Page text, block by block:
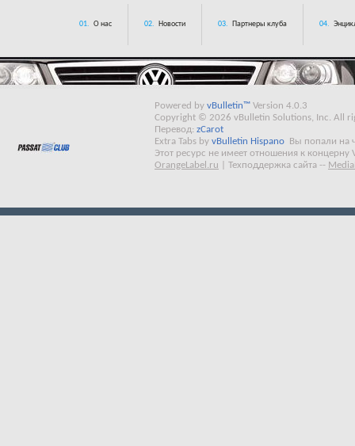
01. О нас 02. Новости 03. Партнеры клуба 04.
Powered by vBulletin™ Version 4.0.3
Copyright © 2026 vBulletin Solutions, Inc. All
Перевод: zCarot
Extra Tabs by vBulletin Hispano
Вы попали на
Этот ресурс не имеет отношения к концерну
OrangeLabel.ru
Техподдержка сайта --